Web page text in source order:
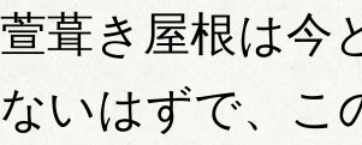
萱葺き屋根は今
ないはずで、こ